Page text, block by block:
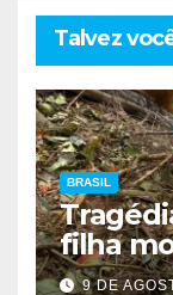
Talvez
BRASIL
filha
9 DE